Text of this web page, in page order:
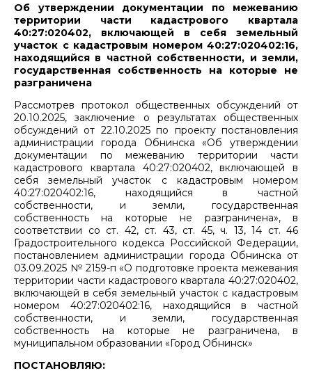
Об утверждении документации по межеванию
территории части кадастрового квартала
40:27:020402, включающей в себя земельный
участок с кадастровым номером 40:27:020402:16,
находящийся в частной собственности, и земли,
государственная собственность на которые не
разграничена
Рассмотрев протокол общественных обсуждений от
20.10.2025, заключение о результатах общественных
обсуждений от 22.10.2025 по проекту постановления
администрации города Обнинска «Об утверждении
документации по межеванию территории части
кадастрового квартала 40:27:020402, включающей в
себя земельный участок с кадастровым номером
40:27:020402:16, находящийся в частной
собственности, и земли, государственная
собственность на которые не разграничена», в
соответствии со ст. 42, ст. 43, ст. 45, ч. 13, 14 ст. 46
Градостроительного кодекса Российской Федерации,
постановлением администрации города Обнинска от
03.09.2025 № 2159-п «О подготовке проекта межевания
территории части кадастрового квартала 40:27:020402,
включающей в себя земельный участок с кадастровым
номером 40:27:020402:16, находящийся в частной
собственности, и земли, государственная
собственность на которые не разграничена, в
муниципальном образовании «Город Обнинск»
ПОСТАНОВЛЯЮ: